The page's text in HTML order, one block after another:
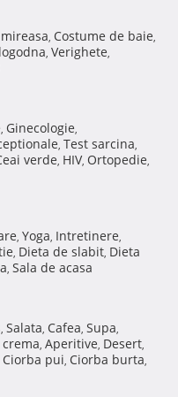
, Costume de baie,
, Verighete,
, Ginecologie,
, Test sarcina,
verde, HIV, Ortopedie,
, Yoga, Intretinere,
, Dieta de slabit, Dieta
, Sala de acasa
, Salata, Cafea, Supa,
, Aperitive, Desert,
Ciorba pui, Ciorba burta,